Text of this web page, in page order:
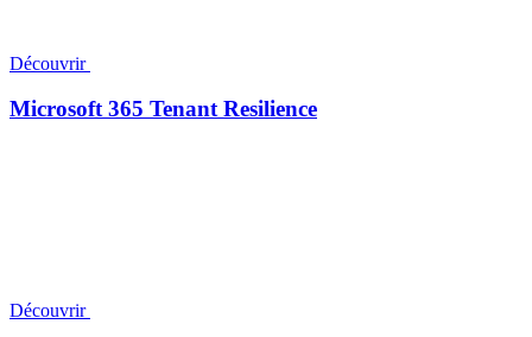
Découvrir
Microsoft 365 Tenant Resilience
Découvrir